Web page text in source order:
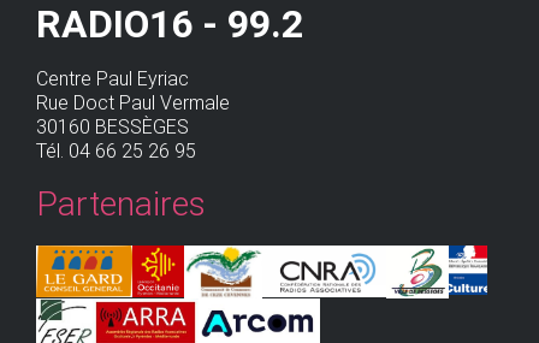
RADIO16 - 99.2
Centre Paul Eyriac
Rue Doct Paul Vermale
30160 BESSÈGES
Tél. 04 66 25 26 95
Partenaires